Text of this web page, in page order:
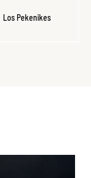
Los Pekenikes